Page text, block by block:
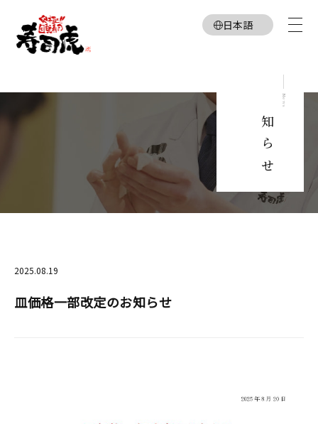
日本語
News
お知らせ
2025.08.19
皿価格一部改定のお知らせ